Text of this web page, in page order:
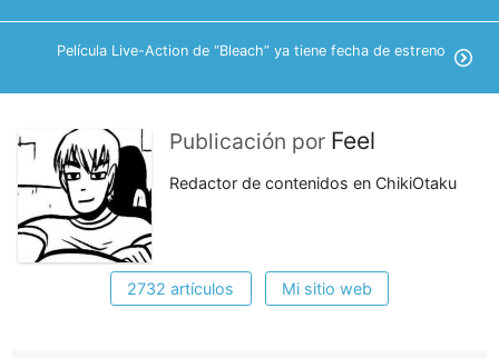
Película Live-Action de “Bleach” ya tiene fecha de estreno
Publicación por Feel
Redactor de contenidos en ChikiOtaku
2732 artículos Mi sitio web